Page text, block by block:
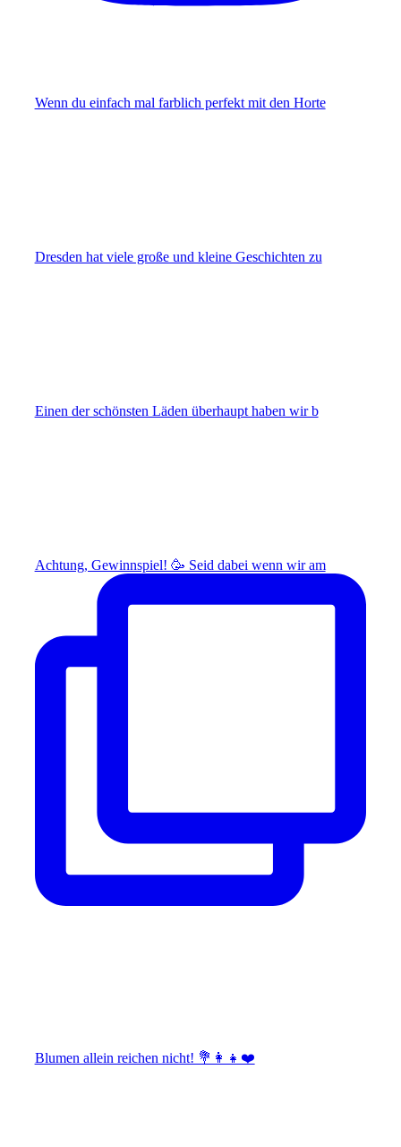
Wenn du einfach mal farblich perfekt mit den Horte
Dresden hat viele große und kleine Geschichten zu
Einen der schönsten Läden überhaupt haben wir b
Achtung, Gewinnspiel! 🥳 Seid dabei wenn wir am
Blumen allein reichen nicht! 💐👩‍👧❤️